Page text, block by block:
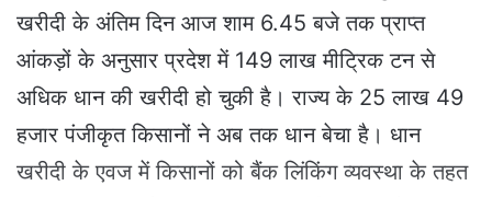
खरीदी के अंतिम दिन आज शाम 6.45 बजे तक प्राप्त
आंकड़ों के अनुसार प्रदेश में 149 लाख मीट्रिक टन से
अधिक धान की खरीदी हो चुकी है। राज्य के 25 लाख 49
हजार पंजीकृत किसानों ने अब तक धान बेचा है। धान
खरीदी के एवज में किसानों को बैंक लिंकिंग व्यवस्था के तहत